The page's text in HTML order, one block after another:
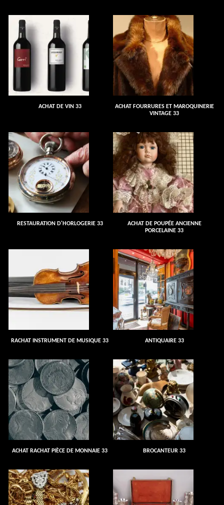
ACHAT DE VIN 33
ACHAT FOURRURES ET MAROQUINERIE
VINTAGE 33
RESTAURATION D'HORLOGERIE 33
ACHAT DE POUPÉE ANCIENNE
PORCELAINE 33
RACHAT INSTRUMENT DE MUSIQUE 33 ANTIQUAIRE 33
ACHAT RACHAT PIÈCE DE MONNAIE 33 BROCANTEUR 33